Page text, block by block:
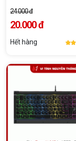
24.000 đ
20.000 đ
Hết hàng